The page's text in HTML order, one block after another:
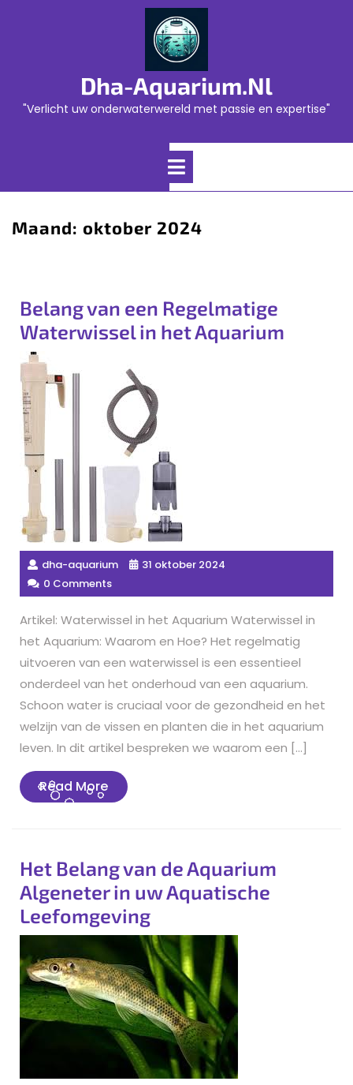
Dha-Aquarium.nl
"Verlicht uw onderwaterwereld met passie en expertise"
Open
Maand: oktober 2024
Belang van een Regelmatige
Waterwissel in het Aquarium
dha-aquarium
31 oktober 2024
0 Comments
Artikel: Waterwissel in het Aquarium Waterwissel in
het Aquarium: Waarom en Hoe? Het regelmatig
uitvoeren van een waterwissel is een essentieel
onderdeel van het onderhoud van een aquarium.
Schoon water is cruciaal voor de gezondheid en het
welzijn van de vissen en planten die in het aquarium
leven. In dit artikel bespreken we waarom een […]
Read MoreRead
More
Het Belang van de Aquarium
Algeneter in uw Aquatische
Leefomgeving